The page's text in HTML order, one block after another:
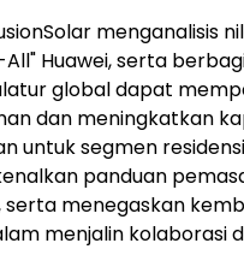
menganalisis
Huawei, serta
global dapat
dan meningkatkan
untuk segmen
panduan
serta menegaskan
menjalin kolaborasi